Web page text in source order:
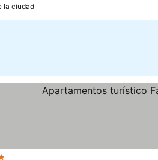
la ciudad